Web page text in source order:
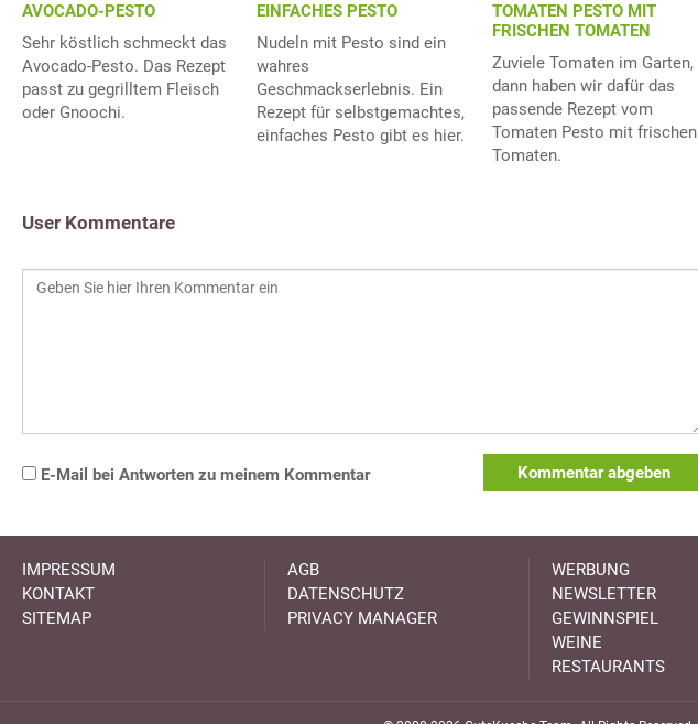
AVOCADO-PESTO
Sehr köstlich schmeckt das
Avocado-Pesto. Das Rezept
passt zu gegrilltem Fleisch
oder Gnoochi.
EINFACHES PESTO
Nudeln mit Pesto sind ein
wahres
Geschmackserlebnis. Ein
Rezept für selbstgemachtes,
einfaches Pesto gibt es hier.
TOMATEN PESTO MIT
FRISCHEN TOMATEN
Zuviele Tomaten im Garten,
dann haben wir dafür das
passende Rezept vom
Tomaten Pesto mit frischen
Tomaten.
User Kommentare
E-Mail bei Antworten zu meinem Kommentar Kommentar abgeben
IMPRESSUM
KONTAKT
SITEMAP
AGB
DATENSCHUTZ
PRIVACY MANAGER
WERBUNG
NEWSLETTER
GEWINNSPIEL
WEINE
RESTAURANTS